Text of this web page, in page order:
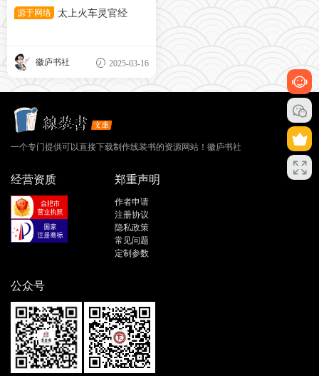
道教经典
源于网络 太上火车灵官经
徽庐书社 2025-03-16
一个专门提供可以直接下载制作线装书的资源网站！徽庐书社
经营资质 郑重声明
作者申请
注册协议
隐私政策
常见问题
定制参数
公众号